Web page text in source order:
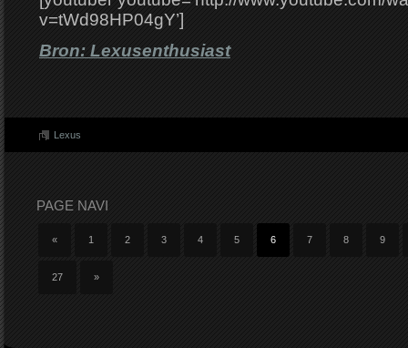
v=tWd98HP04gY’]
Bron: Lexusenthusiast
Lexus
PAGE NAVI
« 1 2 3 4 5 6 7 8 9
27 »